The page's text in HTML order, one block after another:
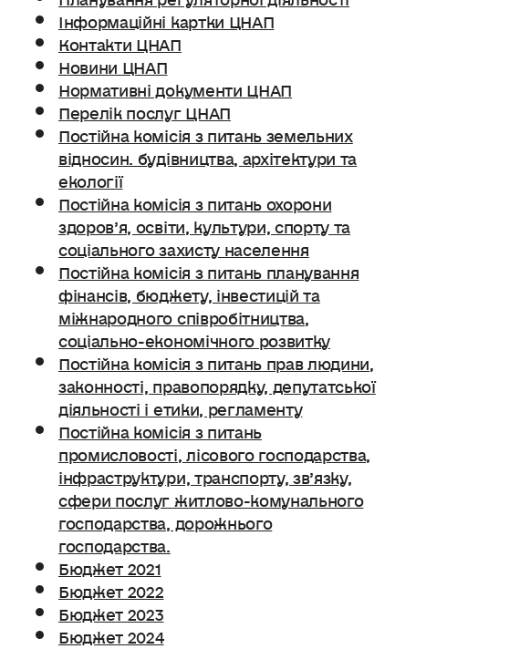
Інформаційні картки ЦНАП
Контакти ЦНАП
Новини ЦНАП
Нормативні документи ЦНАП
Перелік послуг ЦНАП
Постійна комісія з питань земельних
відносин. будівництва, архітектури та
екології
Постійна комісія з питань охорони
здоров’я, освіти, культури, спорту та
соціального захисту населення
Постійна комісія з питань планування
фінансів, бюджету, інвестицій та
міжнародного співробітництва,
соціально-економічного розвитку
Постійна комісія з питань прав людини,
законності, правопорядку, депутатської
діяльності і етики, регламенту
Постійна комісія з питань
промисловості, лісового господарства,
інфраструктури, транспорту, зв’язку,
сфери послуг житлово-комунального
господарства, дорожнього
господарства.
Бюджет 2021
Бюджет 2022
Бюджет 2023
Бюджет 2024